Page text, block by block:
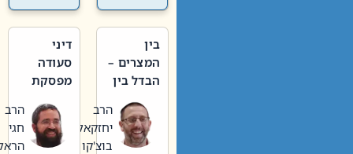
בין
המצרים –
הבדל בין
חדשה
לישנה
הרב
יחזקאל
בוצ'קו
דיני
סעודה
מפסקת
תשעה
באב
הרב
חגי
הראל